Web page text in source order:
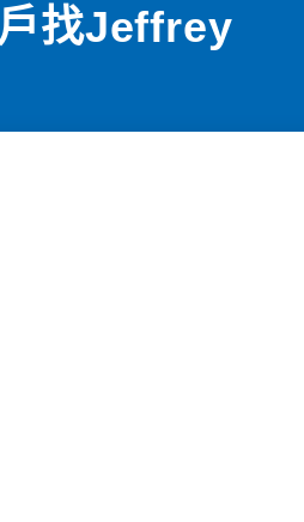
找Jeffrey